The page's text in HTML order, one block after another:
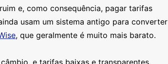
e, como consequência, pagar tarifas
usam um sistema antigo para converter
, que geralmente é muito mais barato.
e tarifas baixas e transparentes.